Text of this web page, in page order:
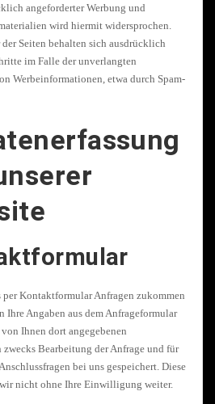
angeforderter Werbung und
wird hiermit widersprochen.
Seiten behalten sich ausdrücklich
im Falle der unverlangten
Werbeinformationen, etwa durch Spam-
per Kontaktformular Anfragen zukommen
Ihre Angaben aus dem Anfrageformular
Ihnen dort angegebenen
Bearbeitung der Anfrage und für
bei uns gespeichert. Diese
nicht ohne Ihre Einwilligung weiter.